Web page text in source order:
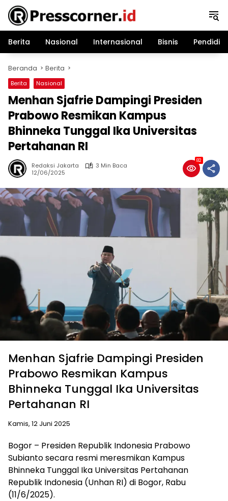
Langsung
konten
Berita
Nasional Internasional Bisnis
Beranda Berita
Berita Nasional
Menhan Sjafrie Dampingi Presiden
Prabowo Resmikan Kampus
Bhinneka Tunggal Ika Universitas
Pertahanan RI
Redaksi Jakarta
3 Min Baca
12/06/2025
82
Menhan Sjafrie Dampingi Presiden
Prabowo Resmikan Kampus
Bhinneka Tunggal Ika Universitas
Pertahanan RI
Kamis, 12 Juni 2025
Bogor – Presiden Republik Indonesia Prabowo
Subianto secara resmi meresmikan Kampus
Bhinneka Tunggal Ika Universitas Pertahanan
Republik Indonesia (Unhan RI) di Bogor, Rabu
(11/6/2025).